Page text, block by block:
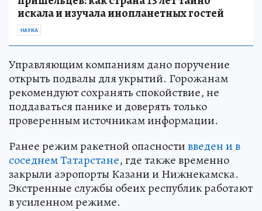
искала и изучала инопланетных гостей
НАУКА
Управляющим компаниям дано поручение
открыть подвалы для укрытий. Горожанам
рекомендуют сохранять спокойствие, не
поддаваться панике и доверять только
проверенным источникам информации.
Ранее режим ракетной опасностивведен и в
соседнем Татарстане, где также временно
закрыли аэропорты Казани и Нижнекамска.
Экстренные службы обеих республик работают
в усиленном режиме.